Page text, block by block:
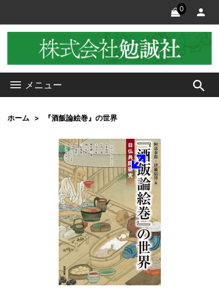
0
メニュー search
ホーム 『酒飯論絵巻』の世界